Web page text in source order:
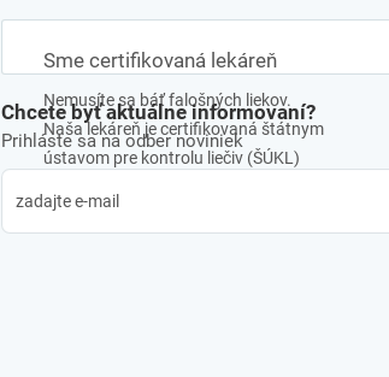
Sme certifikovaná lekáreň
Nemusíte sa báť falošných liekov.
Naša lekáreň je certifikovaná štátnym
ústavom pre kontrolu liečiv (ŠÚKL)
Chcete byť aktuálne informovaní?
Prihláste sa na odber noviniek